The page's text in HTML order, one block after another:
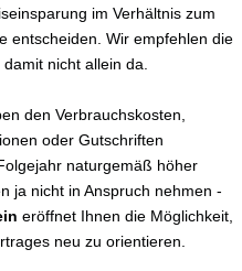
im Verhältnis zum
entscheiden. Wir empfehlen die
nicht allein da.
den Verbrauchskosten,
oder Gutschriften
naturgemäß höher
ja nicht in Anspruch nehmen -
eröffnet Ihnen die Möglichkeit,
neu zu orientieren.